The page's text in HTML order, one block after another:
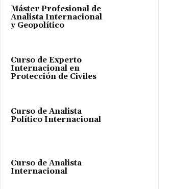
Máster Profesional de
Analista Internacional
y Geopolítico
Curso de Experto
Internacional en
Protección de Civiles
Curso de Analista
Político Internacional
Curso de Analista
Internacional